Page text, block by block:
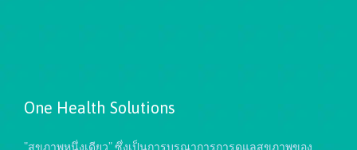
One Health Solutions
"สุขภาพหนึ่งเดียว" ซึ่งเป็นการบูรณาการการดูแลสุขภาพของ